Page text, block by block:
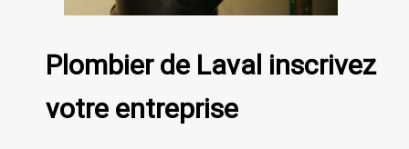
Plombier de Laval inscrivez
votre entreprise